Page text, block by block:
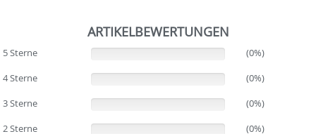
ARTIKELBEWERTUNGEN
5 Sterne
(0%)
4 Sterne
(0%)
3 Sterne
(0%)
2 Sterne
(0%)